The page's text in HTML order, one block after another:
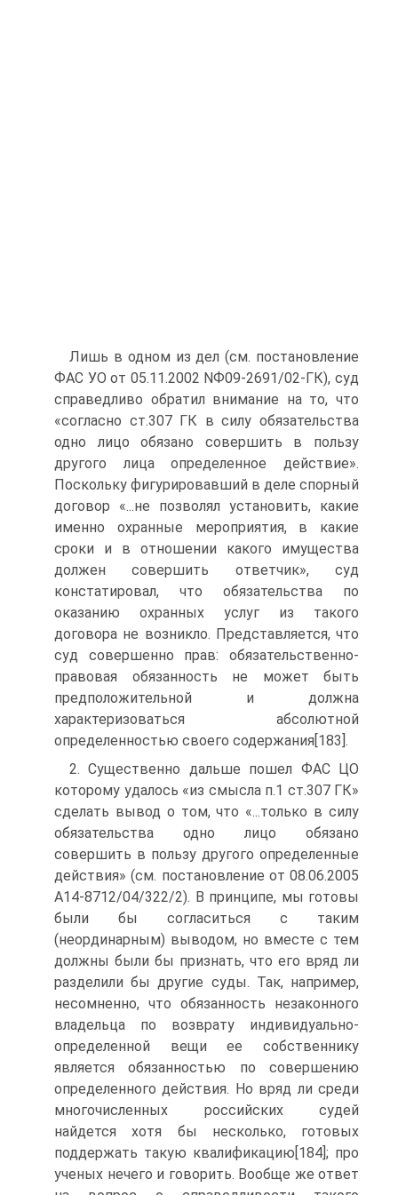
Лишь в одном из дел (см. постановление
ФАС УО от 05.11.2002 NФ09-2691/02-ГК), суд
справедливо обратил внимание на то, что
«согласно ст.307 ГК в силу обязательства
одно лицо обязано совершить в пользу
другого лица определенное действие».
Поскольку фигурировавший в деле спорный
договор «...не позволял установить, какие
именно охранные мероприятия, в какие
сроки и в отношении какого имущества
должен совершить ответчик», суд
констатировал, что обязательства по
оказанию охранных услуг из такого
договора не возникло. Представляется, что
суд совершенно прав: обязательственно-
правовая обязанность не может быть
предположительной и должна
характеризоваться абсолютной
определенностью своего содержания[183].
2. Существенно дальше пошел ФАС ЦО
которому удалось «из смысла п.1 ст.307 ГК»
сделать вывод о том, что «...только в силу
обязательства одно лицо обязано
совершить в пользу другого определенные
действия» (см. постановление от 08.06.2005
А14-8712/04/322/2). В принципе, мы готовы
были бы согласиться с таким
(неординарным) выводом, но вместе с тем
должны были бы признать, что его вряд ли
разделили бы другие суды. Так, например,
несомненно, что обязанность незаконного
владельца по возврату индивидуально-
определенной вещи ее собственнику
является обязанностью по совершению
определенного действия. Но вряд ли среди
многочисленных российских судей
найдется хотя бы несколько, готовых
поддержать такую квалификацию[184]; про
ученых нечего и говорить. Вообще же ответ